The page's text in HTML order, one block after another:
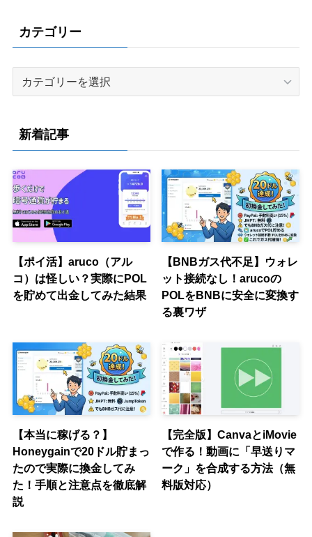
カテゴリー
リ
ー
新着記事
【ポイ活】aruco（アル
コ）は怪しい？実際にPOL
を貯めて出金してみた結果
【BNBガス代不足】ウォレ
ット接続なし！arucoの
POLをBNBに安全に変換す
る裏ワザ
【本当に稼げる？】
Honeygainで20ドル貯まっ
たので実際に換金してみ
た！手順と注意点を徹底解
説
【完全版】CanvaとiMovie
で作る！動画に「早送りマ
ーク」を合成する方法（無
料版対応）